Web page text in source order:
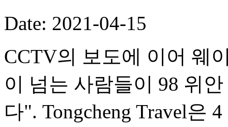
Date: 2021-04-15
CCTV의 보도에 이어 웨
이 넘는 사람들이 98 위
다". Tongcheng Travel은